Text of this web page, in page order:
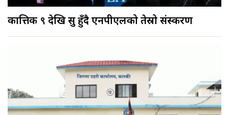
कात्तिक ९ देखि सुरु हुँदै एनपीएलको तेस्रो संस्करण